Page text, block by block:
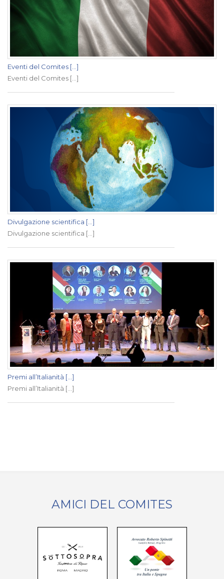
Eventi del Comites [...]
Eventi del Comites [...]
Divulgazione scientifica [...]
Divulgazione scientifica [...]
Premi all’Italianità [...]
Premi all’Italianità [...]
AMICI DEL COMITES